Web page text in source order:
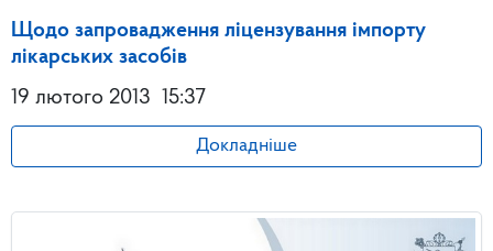
Щодо запровадження ліцензування імпорту
лікарських засобів
19 лютого 2013
15:37
Докладніше